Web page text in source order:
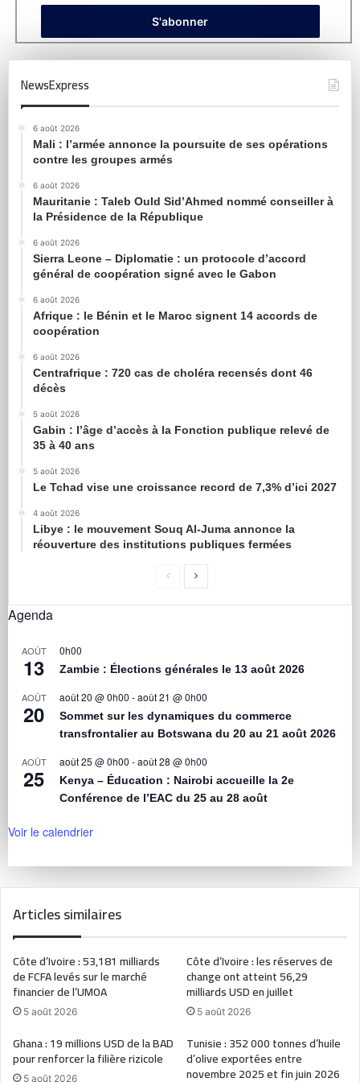
NewsExpress
6 août 2026
Mali : l’armée annonce la poursuite de ses opérations
contre les groupes armés
6 août 2026
Mauritanie : Taleb Ould Sid’Ahmed nommé conseiller à
la Présidence de la République
6 août 2026
Sierra Leone – Diplomatie : un protocole d’accord
général de coopération signé avec le Gabon
6 août 2026
Afrique : le Bénin et le Maroc signent 14 accords de
coopération
6 août 2026
Centrafrique : 720 cas de choléra recensés dont 46
décès
5 août 2026
Gabin : l’âge d’accès à la Fonction publique relevé de
35 à 40 ans
5 août 2026
Le Tchad vise une croissance record de 7,3% d’ici 2027
4 août 2026
Libye : le mouvement Souq Al-Juma annonce la
réouverture des institutions publiques fermées
Agenda
AOÛT
13
0h00
Zambie : Élections générales le 13 août 2026
AOÛT
20
août 20 @ 0h00 -août 21 @ 0h00
Sommet sur les dynamiques du commerce
transfrontalier au Botswana du 20 au 21 août 2026
AOÛT
25
août 25 @ 0h00 -août 28 @ 0h00
Kenya – Éducation : Nairobi accueille la 2e
Conférence de l’EAC du 25 au 28 août
Voir le calendrier
Articles similaires
Côte d’Ivoire : 53,181 milliards
de FCFA levés sur le marché
financier de l’UMOA
5 août 2026
Côte d’Ivoire : les réserves de
change ont atteint 56,29
milliards USD en juillet
5 août 2026
Ghana : 19 millions USD de la BAD
pour renforcer la filière rizicole
5 août 2026
Tunisie : 352 000 tonnes d’huile
d’olive exportées entre
novembre 2025 et fin juin 2026